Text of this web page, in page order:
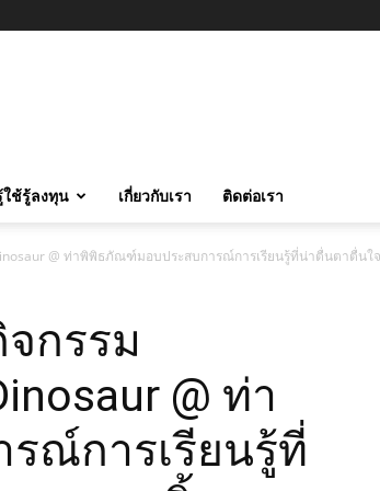
ช้รู้ลงทุน เกี่ยวกับเรา ติดต่อเรา
@ ท่าพิพิธภัณฑ์มอบประสบการณ์การเรียนรู้ที่น่าตื่นตาตื่น
กรรม
@ ท่า
ณ์การเรียนรู้ที่